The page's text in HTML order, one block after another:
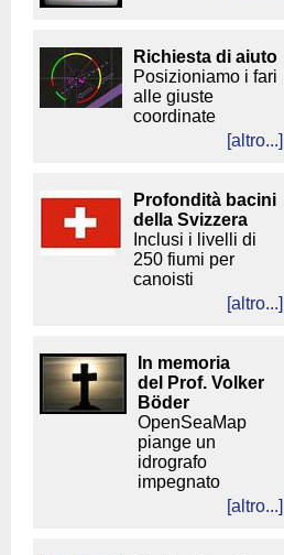
Richiesta di aiuto
Posizioniamo i fari
alle giuste
coordinate
[altro...]
Profondità bacini
della Svizzera
Inclusi i livelli di
250 fiumi per
canoisti
[altro...]
In memoria
del Prof. Volker
Böder
OpenSeaMap
piange un
idrografo
impegnato
[altro...]